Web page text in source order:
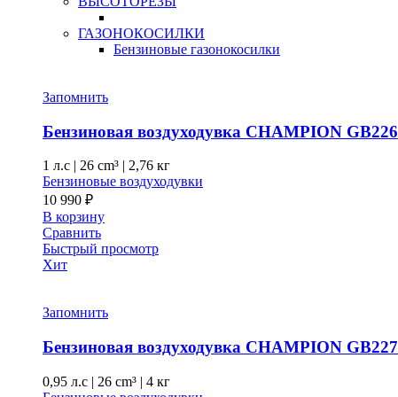
ГАЗОНОКОСИЛКИ
Бензиновые газонокосилки
Запомнить
Бензиновая воздуходувка CHAMPION GB226
1 л.с | 26 cm³ | 2,76 кг
Бензиновые воздуходувки
10 990 ₽
В корзину
Сравнить
Быстрый просмотр
Хит
Запомнить
Бензиновая воздуходувка CHAMPION GB227
0,95 л.с | 26 cm³ | 4 кг